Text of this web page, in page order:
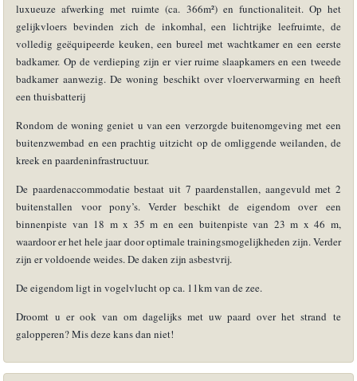
luxueuze afwerking met ruimte (ca. 366m²) en functionaliteit. Op het
gelijkvloers bevinden zich de inkomhal, een lichtrijke leefruimte, de
volledig geëquipeerde keuken, een bureel met wachtkamer en een eerste
badkamer. Op de verdieping zijn er vier ruime slaapkamers en een tweede
badkamer aanwezig. De woning beschikt over vloerverwarming en heeft
een thuisbatterij
Rondom de woning geniet u van een verzorgde buitenomgeving met een
buitenzwembad en een prachtig uitzicht op de omliggende weilanden, de
kreek en paardeninfrastructuur.
De paardenaccommodatie bestaat uit 7 paardenstallen, aangevuld met 2
buitenstallen voor pony’s. Verder beschikt de eigendom over een
binnenpiste van 18 m x 35 m en een buitenpiste van 23 m x 46 m,
waardoor er het hele jaar door optimale trainingsmogelijkheden zijn. Verder
zijn er voldoende weides. De daken zijn asbestvrij.
De eigendom ligt in vogelvlucht op ca. 11km van de zee.
Droomt u er ook van om dagelijks met uw paard over het strand te
galopperen? Mis deze kans dan niet!